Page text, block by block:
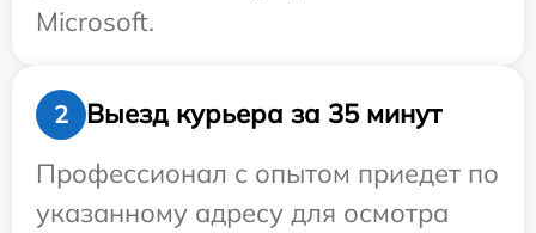
Microsoft.
2
Выезд курьера за 35 минут
Профессионал с опытом приедет по
указанному адресу для осмотра